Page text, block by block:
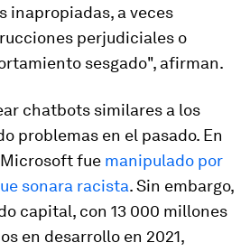
inapropiadas, a veces
perjudiciales o
sesgado", afirman.
chatbots similares a los
problemas en el pasado. En
Microsoft fue manipulado por
sonara racista. Sin embargo,
capital, con 13 000 millones
en desarrollo en 2021,